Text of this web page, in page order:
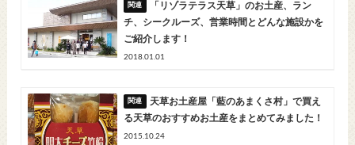
「リゾラテラス天草」のお土産、ラン
チ、シークルーズ、営業時間とどんな施設かを
ご紹介します！
2018.01.01
天草お土産屋「藍のあまくさ村」で買え
る天草のおすすめお土産をまとめてみました！
2015.10.24